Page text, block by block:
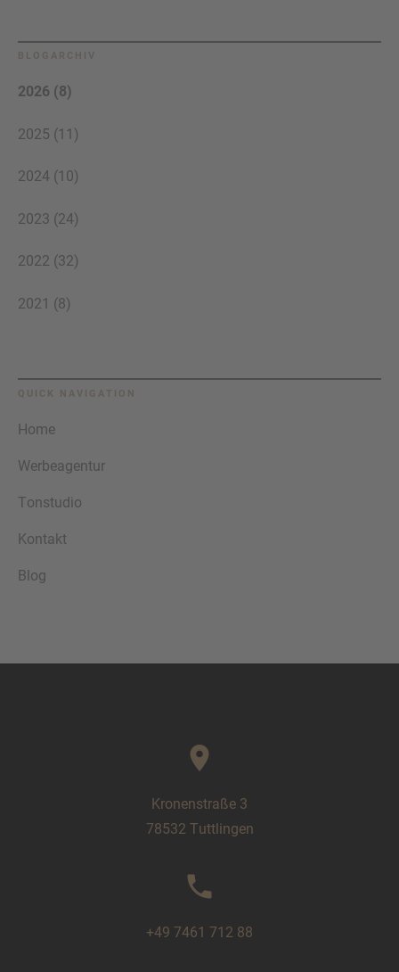
BLOGARCHIV
2026 (8)
2025 (11)
2024 (10)
2023 (24)
2022 (32)
2021 (8)
QUICK NAVIGATION
Home
Werbeagentur
Tonstudio
Kontakt
Blog
location_on
Kronenstraße 3
78532 Tuttlingen
phone
+49 7461 712 88